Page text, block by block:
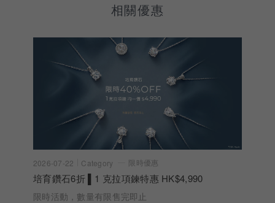
相關優惠
2026-07-22 Category 限時優惠
培育鑽石6折 ▌1 克拉項鍊特惠 HK$4,990
限時活動，數量有限售完即止